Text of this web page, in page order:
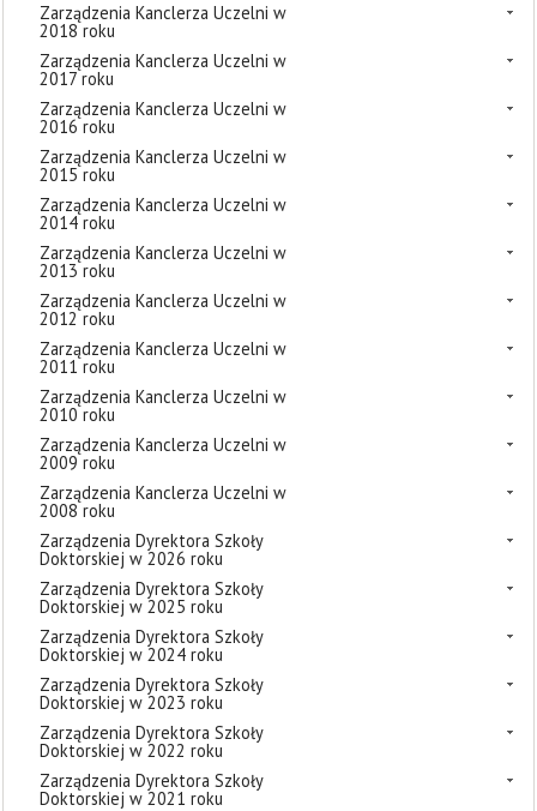
Zarządzenia Kanclerza Uczelni w
2018 roku
Zarządzenia Kanclerza Uczelni w
2017 roku
Zarządzenia Kanclerza Uczelni w
2016 roku
Zarządzenia Kanclerza Uczelni w
2015 roku
Zarządzenia Kanclerza Uczelni w
2014 roku
Zarządzenia Kanclerza Uczelni w
2013 roku
Zarządzenia Kanclerza Uczelni w
2012 roku
Zarządzenia Kanclerza Uczelni w
2011 roku
Zarządzenia Kanclerza Uczelni w
2010 roku
Zarządzenia Kanclerza Uczelni w
2009 roku
Zarządzenia Kanclerza Uczelni w
2008 roku
Zarządzenia Dyrektora Szkoły
Doktorskiej w 2026 roku
Zarządzenia Dyrektora Szkoły
Doktorskiej w 2025 roku
Zarządzenia Dyrektora Szkoły
Doktorskiej w 2024 roku
Zarządzenia Dyrektora Szkoły
Doktorskiej w 2023 roku
Zarządzenia Dyrektora Szkoły
Doktorskiej w 2022 roku
Zarządzenia Dyrektora Szkoły
Doktorskiej w 2021 roku